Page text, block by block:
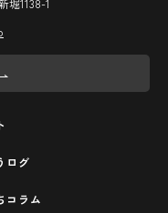
堀1138-1
ログ
コラム